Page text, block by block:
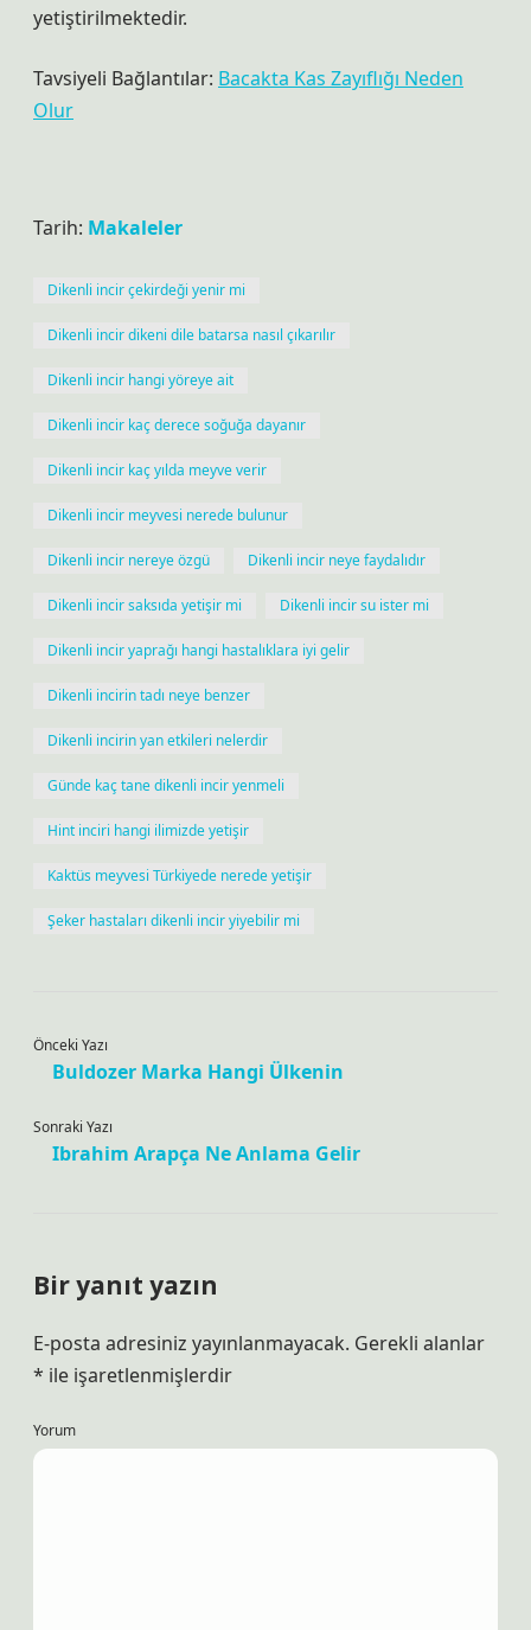
yetiştirilmektedir.
Tavsiyeli Bağlantılar: Bacakta Kas Zayıflığı Neden
Olur
Tarih: Makaleler
Dikenli incir çekirdeği yenir mi
Dikenli incir dikeni dile batarsa nasıl çıkarılır
Dikenli incir hangi yöreye ait
Dikenli incir kaç derece soğuğa dayanır
Dikenli incir kaç yılda meyve verir
Dikenli incir meyvesi nerede bulunur
Dikenli incir nereye özgü Dikenli incir neye faydalıdır
Dikenli incir saksıda yetişir mi Dikenli incir su ister mi
Dikenli incir yaprağı hangi hastalıklara iyi gelir
Dikenli incirin tadı neye benzer
Dikenli incirin yan etkileri nelerdir
Günde kaç tane dikenli incir yenmeli
Hint inciri hangi ilimizde yetişir
Kaktüs meyvesi Türkiyede nerede yetişir
Şeker hastaları dikenli incir yiyebilir mi
Önceki Yazı
Buldozer Marka Hangi Ülkenin
Sonraki Yazı
Ibrahim Arapça Ne Anlama Gelir
Bir yanıt yazın
E-posta adresiniz yayınlanmayacak. Gerekli alanlar
* ile işaretlenmişlerdir
Yorum